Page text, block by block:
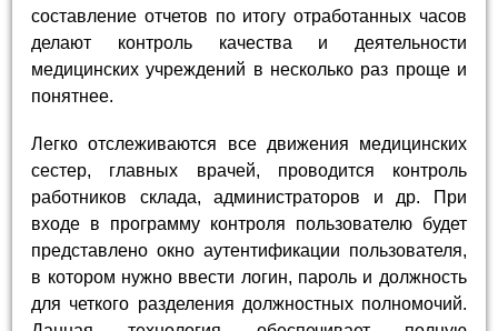
составление отчетов по итогу отработанных часов
делают контроль качества и деятельности
медицинских учреждений в несколько раз проще и
понятнее.
Легко отслеживаются все движения медицинских
сестер, главных врачей, проводится контроль
работников склада, администраторов и др. При
входе в программу контроля пользователю будет
представлено окно аутентификации пользователя,
в котором нужно ввести логин, пароль и должность
для четкого разделения должностных полномочий.